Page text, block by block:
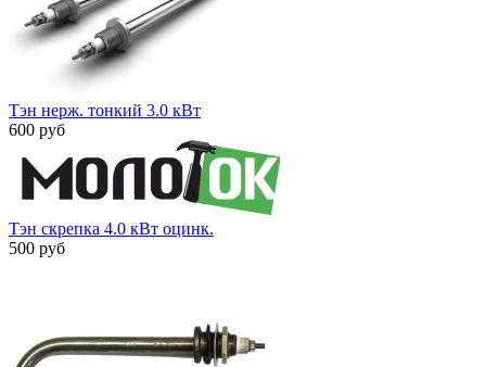
Тэн нерж. тонкий 3.0 кВт
600 руб
Тэн скрепка 4.0 кВт оцинк.
500 руб